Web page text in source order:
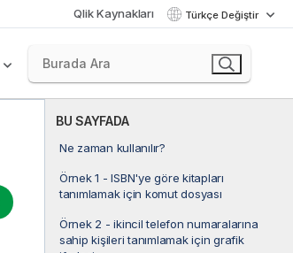
Qlik Kaynakları Türkçe Değiştir
BU SAYFADA
Ne zaman kullanılır?
Örnek 1 - ISBN'ye göre kitapları
tanımlamak için komut dosyası
Örnek 2 - ikincil telefon numaralarına
sahip kişileri tanımlamak için grafik